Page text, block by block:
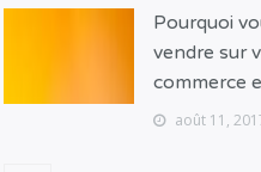
Pourquoi
vendre sur
commerce
août 11,